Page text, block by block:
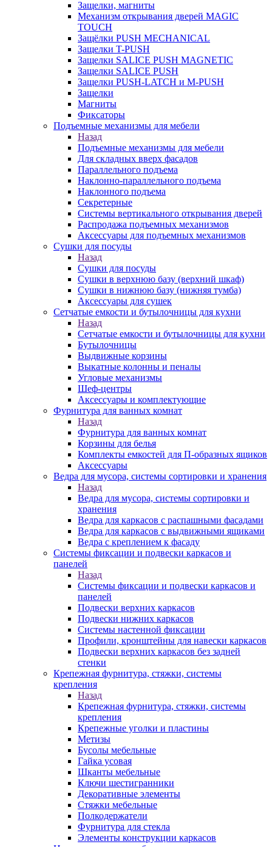
Защелки, магниты
Механизм открывания дверей MAGIC
TOUCH
Защёлки PUSH MECHANICAL
Защелки T-PUSH
Защелки SALICE PUSH MAGNETIC
Защелки SALICE PUSH
Защелки PUSH-LATCH и M-PUSH
Защелки
Магниты
Фиксаторы
Подъемные механизмы для мебели
Назад
Подъемные механизмы для мебели
Для складных вверх фасадов
Параллельного подъема
Наклонно-параллельного подъема
Наклонного подъема
Секретерные
Системы вертикального открывания дверей
Распродажа подъемных механизмов
Аксессуары для подъемных механизмов
Сушки для посуды
Назад
Сушки для посуды
Сушки в верхнюю базу (верхний шкаф)
Сушки в нижнюю базу (нижняя тумба)
Аксессуары для сушек
Сетчатые емкости и бутылочницы для кухни
Назад
Сетчатые емкости и бутылочницы для кухни
Бутылочницы
Выдвижные корзины
Выкатные колонны и пеналы
Угловые механизмы
Шеф-центры
Аксессуары и комплектующие
Фурнитура для ванных комнат
Назад
Фурнитура для ванных комнат
Корзины для белья
Комплекты емкостей для П-образных ящиков
Аксессуары
Ведра для мусора, системы сортировки и хранения
Назад
Ведра для мусора, системы сортировки и
хранения
Ведра для каркасов с распашными фасадами
Ведра для каркасов с выдвижными ящиками
Ведра с креплением к фасаду
Системы фиксации и подвески каркасов и
панелей
Назад
Системы фиксации и подвески каркасов и
панелей
Подвески верхних каркасов
Подвески нижних каркасов
Системы настенной фиксации
Профили, кронштейны для навески каркасов
Подвески верхних каркасов без задней
стенки
Крепежная фурнитура, стяжки, системы
крепления
Назад
Крепежная фурнитура, стяжки, системы
крепления
Крепежные уголки и пластины
Метизы
Бусолы мебельные
Гайка усовая
Шканты мебельные
Ключи шестигранники
Декоративные элементы
Стяжки мебельные
Полкодержатели
Фурнитура для стекла
Элементы конструкции каркасов